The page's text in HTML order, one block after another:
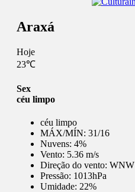
Araxá
Hoje
23℃
Sex
céu limpo
céu limpo
MÁX/MÍN: 31/16
Nuvens: 4%
Vento: 5.36 m/s
Direção do vento: WNW
Pressão: 1013hPa
Umidade: 22%